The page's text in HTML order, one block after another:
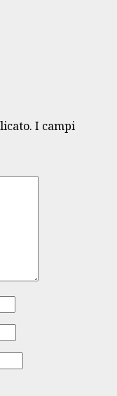
I campi